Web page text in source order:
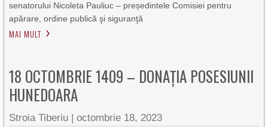
senatorului Nicoleta Pauliuc – președintele Comisiei pentru
apărare, ordine publică şi siguranţă
MAI MULT
18 OCTOMBRIE 1409 – DONAȚIA POSESIUNII
HUNEDOARA
Stroia Tiberiu |octombrie 18, 2023